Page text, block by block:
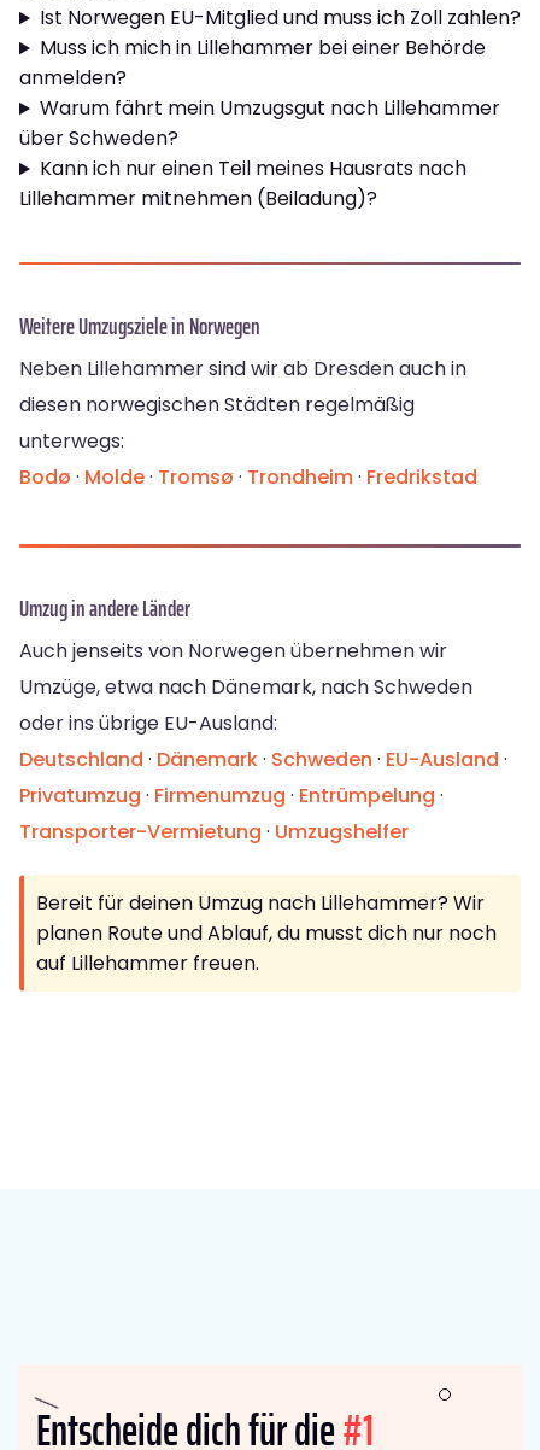
Ist Norwegen EU-Mitglied und muss ich Zoll zahlen?
Muss ich mich in Lillehammer bei einer Behörde
anmelden?
Warum fährt mein Umzugsgut nach Lillehammer
über Schweden?
Kann ich nur einen Teil meines Hausrats nach
Lillehammer mitnehmen (Beiladung)?
Weitere Umzugsziele in Norwegen
Neben Lillehammer sind wir ab Dresden auch in
diesen norwegischen Städten regelmäßig
unterwegs:
Bodø · Molde· Tromsø · Trondheim· Fredrikstad
Umzug in andere Länder
Auch jenseits von Norwegen übernehmen wir
Umzüge, etwa nach Dänemark, nach Schweden
oder ins übrige EU-Ausland:
Deutschland · Dänemark· Schweden · EU-Ausland ·
Privatumzug · Firmenumzug · Entrümpelung ·
Transporter-Vermietung · Umzugshelfer
Bereit für deinen Umzug nach Lillehammer? Wir
planen Route und Ablauf, du musst dich nur noch
auf Lillehammer freuen.
Entscheide dich für die#1